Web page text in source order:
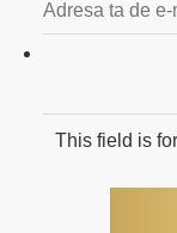
This field is